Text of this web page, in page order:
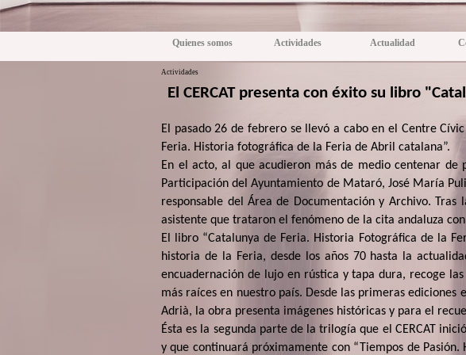
Quienes somos Actividades Actualidad
Actividades
El CERCAT presenta con éxito su libro
El pasado 26 de febrero se llevó a cabo en el Centre
Feria. Historia fotográfica de la Feria de Abril catalana”.
En el acto, al que acudieron más de medio centenar de
Participación del Ayuntamiento de Mataró, José María
responsable del Área de Documentación y Archivo.
asistente que trataron el fenómeno de la cita andaluza
El libro “Catalunya de Feria. Historia Fotográfica de la
historia de la Feria, desde los años 70 hasta la
encuadernación de lujo en rústica y tapa dura, recoge
más raíces en nuestro país. Desde las primeras
Adrià, la obra presenta imágenes históricas y para el
Ésta es la segunda parte de la trilogía que el CERCAT
y que continuará próximamente con “Tiempos de Pasión.